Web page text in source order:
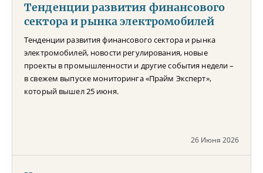
Тенденции развития финансового
сектора и рынка электромобилей
Тенденции развития финансового сектора и рынка
электромобилей, новости регулирования, новые
проекты в промышленности и другие события недели –
в свежем выпуске мониторинга «Прайм Эксперт»,
который вышел 25 июня.
26 Июня 2026